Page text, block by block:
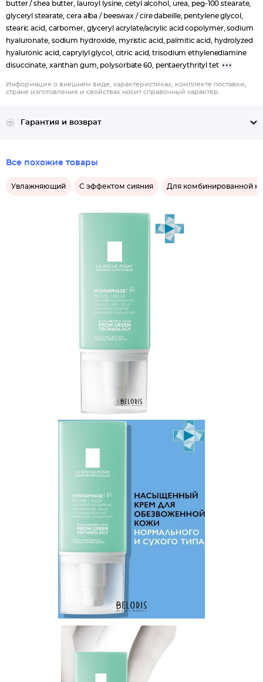
butter / shea butter, lauroyl lysine, cetyl alcohol, urea, peg-100 stearate,
glyceryl stearate, cera alba / beeswax / cire dabeille, pentylene glycol,
stearic acid, carbomer, glyceryl acrylate/acrylic acid copolymer, sodium
hyaluronate, sodium hydroxide, myristic acid, palmitic acid, hydrolyzed
hyaluronic acid, caprylyl glycol, citric acid, trisodium ethylenediamine
disuccinate, xanthan gum, polysorbate 60, pentaerythrityl tet
Информация о внешнем виде, характеристиках, комплекте поставки,
стране изготовления и свойствах носит справочный характер.
Гарантия и возврат
Все похожие товары
Увлажняющий С эффектом сияния Для комбинированной